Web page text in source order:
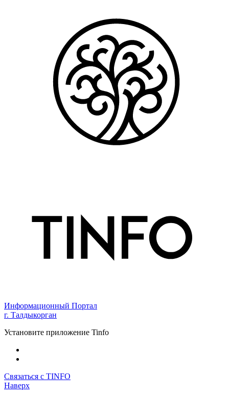
Информационный Портал
г. Талдыкорган
Установите приложение Tinfo
Связаться с TINFO
Наверх